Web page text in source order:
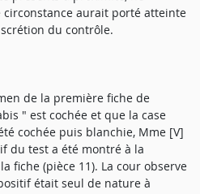
aurait porté atteinte
du contrôle.
de la première fiche de
" est cochée et que la case
cochée puis blanchie, Mme [V]
du test a été montré à la
fiche (pièce 11). La cour observe
était seul de nature à